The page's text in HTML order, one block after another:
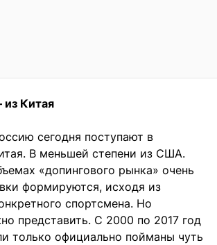
Китая
сегодня поступают в
В меньшей степени из США.
«допингового рынка» очень
формируются, исходя из
спортсмена. Но
представить. С 2000 по 2017 год
только официально пойманы чуть